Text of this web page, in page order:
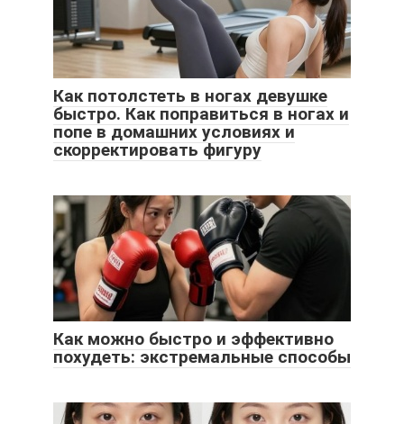
Как потолстеть в ногах девушке
быстро. Как поправиться в ногах и
попе в домашних условиях и
скорректировать фигуру
Как можно быстро и эффективно
похудеть: экстремальные способы